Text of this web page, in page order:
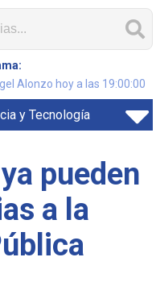
Alonzo hoy a las 19:00:00
y Tecnología
pueden
a la